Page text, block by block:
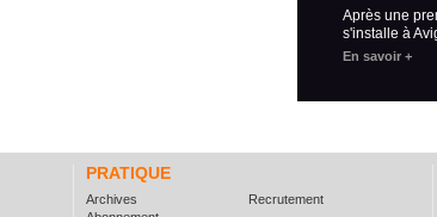
Après une
s'installe à
En savoir +
PRATIQUE
Archives
Recrutement